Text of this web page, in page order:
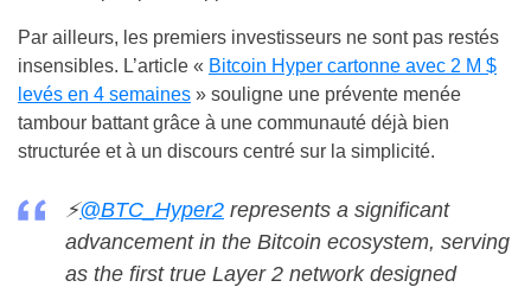
Par ailleurs, les premiers investisseurs ne sont pas restés
insensibles. L’article « Bitcoin Hyper cartonne avec 2 M $
levés en 4 semaines » souligne une prévente menée
tambour battant grâce à une communauté déjà bien
structurée et à un discours centré sur la simplicité.
⚡@BTC_Hyper2 represents a significant
advancement in the Bitcoin ecosystem, serving
as the first true Layer 2 network designed